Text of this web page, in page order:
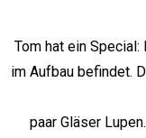
Tom hat ein
im Aufbau befindet.
paar Gläser